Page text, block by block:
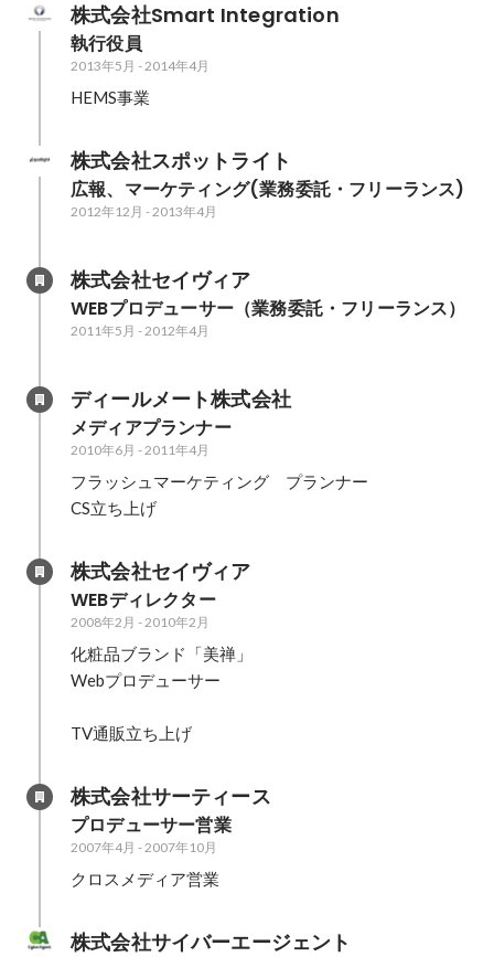
株式会社Smart Integration
執行役員
2013年5月 -2014年4月
HEMS事業
株式会社スポットライト
広報、マーケティング(業務委託・フリーランス)
2012年12月 -2013年4月
株式会社セイヴィア
WEBプロデューサー（業務委託・フリーランス）
2011年5月 -2012年4月
ディールメート株式会社
メディアプランナー
2010年6月 -2011年4月
フラッシュマーケティング　プランナー
CS立ち上げ
株式会社セイヴィア
WEBディレクター
2008年2月 -2010年2月
化粧品ブランド「美禅」
Webプロデューサー
TV通販立ち上げ
株式会社サーティース
プロデューサー営業
2007年4月 -2007年10月
クロスメディア営業
株式会社サイバーエージェント